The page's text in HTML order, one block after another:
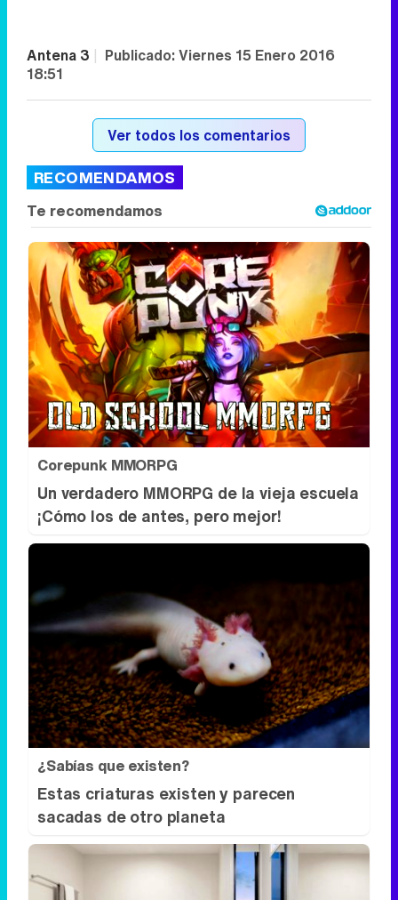
Antena 3 | Publicado:Viernes 15 Enero 2016
18:51
Ver todos los comentarios
RECOMENDAMOS
Corepunk MMORPG
Un verdadero MMORPG de la vieja escuela
¡Cómo los de antes, pero mejor!
¿Sabías que existen?
Estas criaturas existen y parecen
sacadas de otro planeta